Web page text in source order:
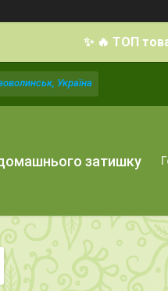
✨ 🔥 ТОП
Україна
затишку